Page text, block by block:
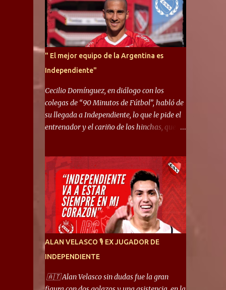
" El mejor equipo de la Argentina es
Independiente"
Cecilio Domínguez, en diálogo con los
colegas de “90 Minutos de Fútbol”, habló de
su llegada a Independiente, lo que le pide el
entrenador y el cariño de los hinchas, que se
ayuda a que me adapte rápidamente, soy un
hombre alegre y abierto. Creo que lo estoy
haciendo muy bien. Cuando llegué, llegué a
un Independiente que juega muy dinámico y
me gusta mucho. Me favorece por la forma
de jugar mía y eso también ayudó a que me
adapte”. “Me siento mejor por izquierda,
pero me gusta mucho jugar de 9, y juego sin
problemas por derecha también. Jugar de 9
y de extremo por izquierda es diferente. A mi
me gusta jugar por fuera, porque tengo mas
ALAN VELASCO 🎙 EX JUGADOR DE
INDEPENDIENTE
🇦🇹 Alan Velasco sin dudas fue la gran